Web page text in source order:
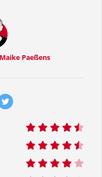
Maike Paeßens